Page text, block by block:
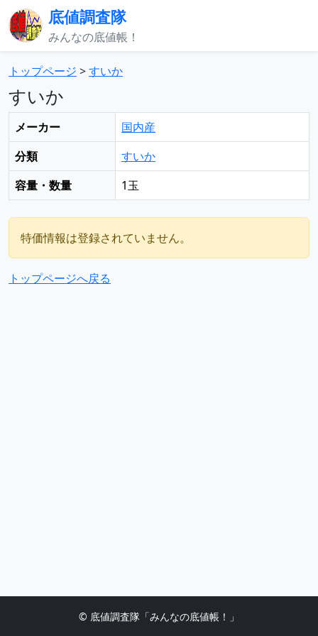
底値調査隊
みんなの底値帳！
トップページ >すいか
すいか
メーカー
国内産
分類
すいか
容量・数量
1玉
特価情報は登録されていません。
トップページへ戻る
© 底値調査隊「みんなの底値帳！」